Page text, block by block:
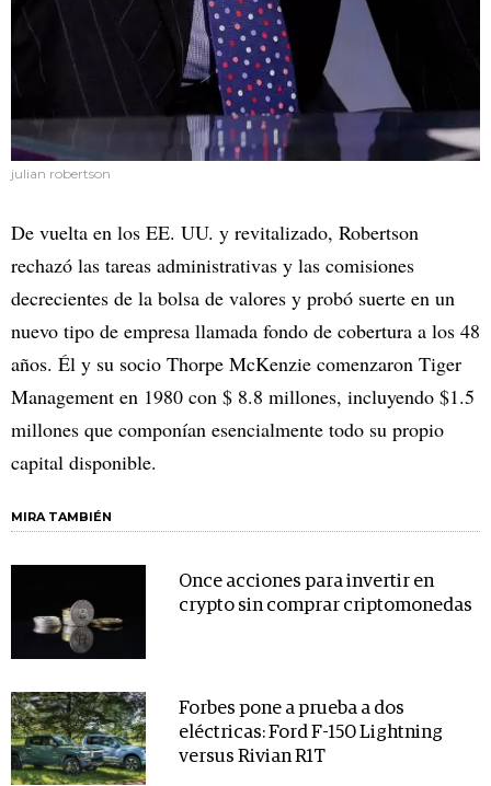
julian robertson
De vuelta en los EE. UU. y revitalizado, Robertson
rechazó las tareas administrativas y las comisiones
decrecientes de la bolsa de valores y probó suerte en un
nuevo tipo de empresa llamada fondo de cobertura a los 48
años. Él y su socio Thorpe McKenzie comenzaron Tiger
Management en 1980 con $ 8.8 millones, incluyendo $1.5
millones que componían esencialmente todo su propio
capital disponible.
MIRA TAMBIÉN
Once acciones para invertir en
crypto sin comprar criptomonedas
Forbes pone a prueba a dos
eléctricas: Ford F-150 Lightning
versus Rivian R1T